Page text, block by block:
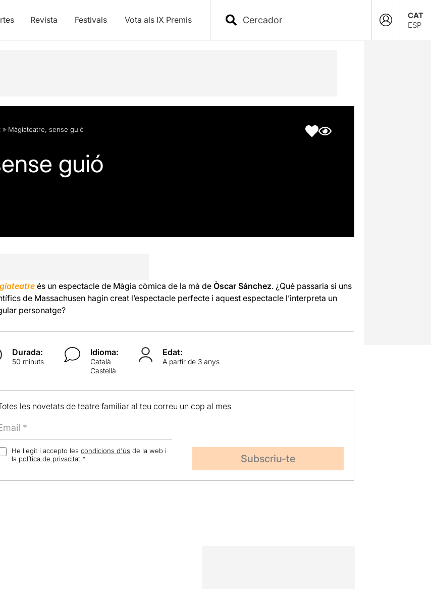
Revista Festivals Vota als IX Premis
CAT
ESP
» Màgiateatre, sense guió
guió
és un espectacle de Màgia còmica de la mà de Òscar Sánchez. ¿Què passaria si uns
de Massachusen hagin creat l’espectacle perfecte i aquest espectacle l’interpreta un
personatge?
Durada:
50 minuts
Idioma:
Català
Castellà
Edat:
A partir de 3 anys
les novetats de teatre familiar al teu correu un cop al mes
He llegit i accepto les condicions d'ús de la web i
la política de privacitat.*